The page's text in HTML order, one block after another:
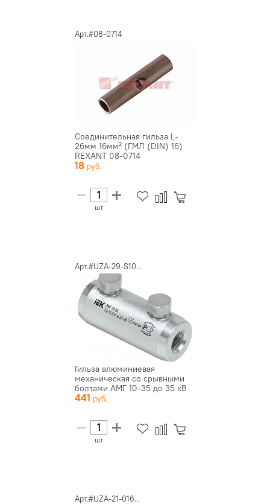
Арт.#08-0714
Соединительная гильза L-
26мм 16мм² (ГМЛ (DIN) 16)
REXANT 08-0714
18
шт
Арт.#UZA-29-S10...
Гильза алюминиевая
механическая со срывными
болтами АМГ 10-35 до 35 кВ
IEK
441
шт
Арт.#UZA-21-016...